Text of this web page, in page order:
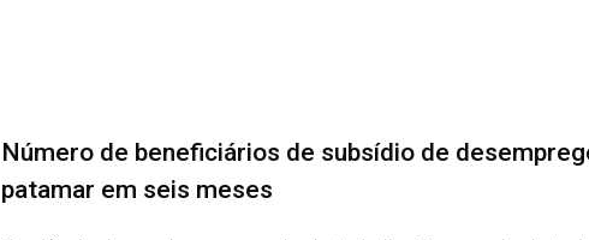
Número de beneficiários de subsídio de
patamar em seis meses